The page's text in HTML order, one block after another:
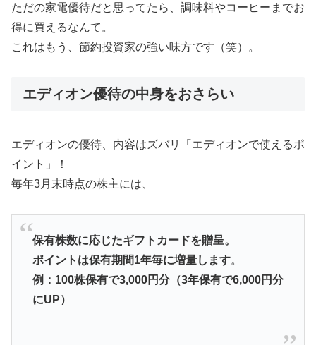
ただの家電優待だと思ってたら、調味料やコーヒーまでお
得に買えるなんて。
これはもう、節約投資家の強い味方です（笑）。
エディオン優待の中身をおさらい
エディオンの優待、内容はズバリ「エディオンで使えるポ
イント」！
毎年3月末時点の株主には、
保有株数に応じたギフトカードを贈呈。
ポイントは保有期間1年毎に増量します。
例：100株保有で3,000円分（3年保有で6,000円分
にUP）